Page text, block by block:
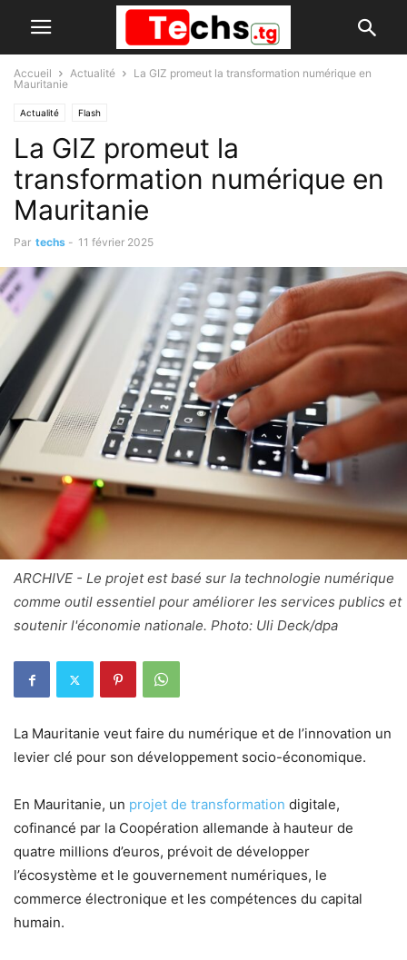
Accueil Actualité
La GIZ promeut la transformation numérique en
Mauritanie
Actualité Flash
La GIZ promeut la
transformation numérique en
Mauritanie
Par techs - 11 février 2025
ARCHIVE - Le projet est basé sur la technologie numérique
comme outil essentiel pour améliorer les services publics et
soutenir l'économie nationale. Photo: Uli Deck/dpa
La Mauritanie veut faire du numérique et de l’innovation un
levier clé pour son développement socio-économique.
En Mauritanie, un projet de transformation digitale,
cofinancé par la Coopération allemande à hauteur de
quatre millions d’euros, prévoit de développer
l’écosystème et le gouvernement numériques, le
commerce électronique et les compétences du capital
humain.